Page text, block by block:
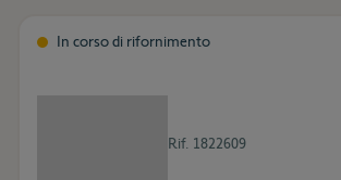
In corso di rifornimento
Rif. 1822609